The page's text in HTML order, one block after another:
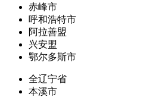
赤峰市
呼和浩特市
阿拉善盟
兴安盟
鄂尔多斯市
全辽宁省
本溪市